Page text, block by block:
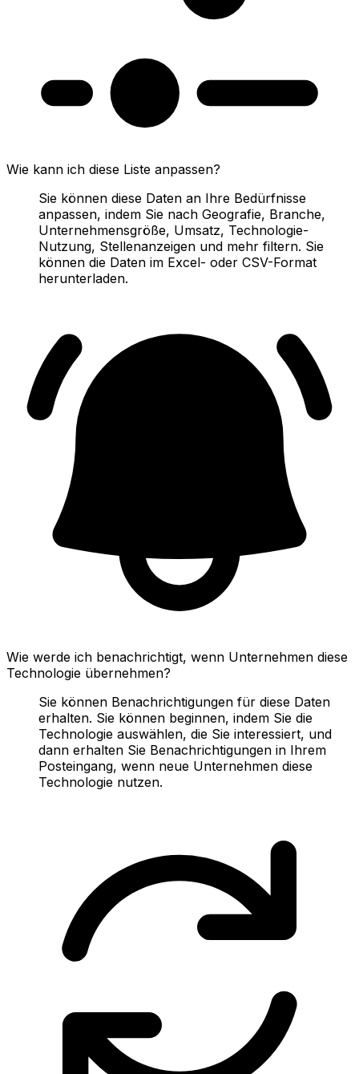
Wie kann ich diese Liste anpassen?
Sie können diese Daten an Ihre Bedürfnisse
anpassen, indem Sie nach Geografie, Branche,
Unternehmensgröße, Umsatz, Technologie-
Nutzung, Stellenanzeigen und mehr filtern. Sie
können die Daten im Excel- oder CSV-Format
herunterladen.
Wie werde ich benachrichtigt, wenn Unternehmen diese
Technologie übernehmen?
Sie können Benachrichtigungen für diese Daten
erhalten. Sie können beginnen, indem Sie die
Technologie auswählen, die Sie interessiert, und
dann erhalten Sie Benachrichtigungen in Ihrem
Posteingang, wenn neue Unternehmen diese
Technologie nutzen.